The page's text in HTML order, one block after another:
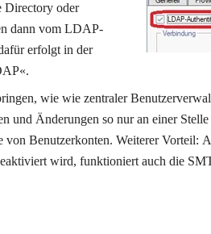
Directory oder
dann vom LDAP-
erfolgt in der
wie wie zentraler
und Änderungen so nur an einer
Benutzerkonten. Weiterer Vorteil:
wird, funktioniert auch die